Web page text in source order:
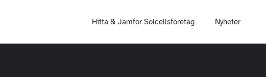
Hitta & Jämför Solcellsföretag Nyheter